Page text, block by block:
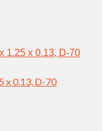
x 0.13, D-70